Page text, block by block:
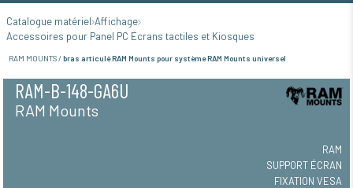
Catalogue matériel Affichage
Accessoires pour Panel PC Ecrans tactiles et Kiosques
RAM MOUNTS / bras articulé RAM Mounts pour système RAM Mounts universel
RAM-B-148-GA6U
RAM Mounts
RAM
SUPPORT ÉCRAN
FIXATION VESA